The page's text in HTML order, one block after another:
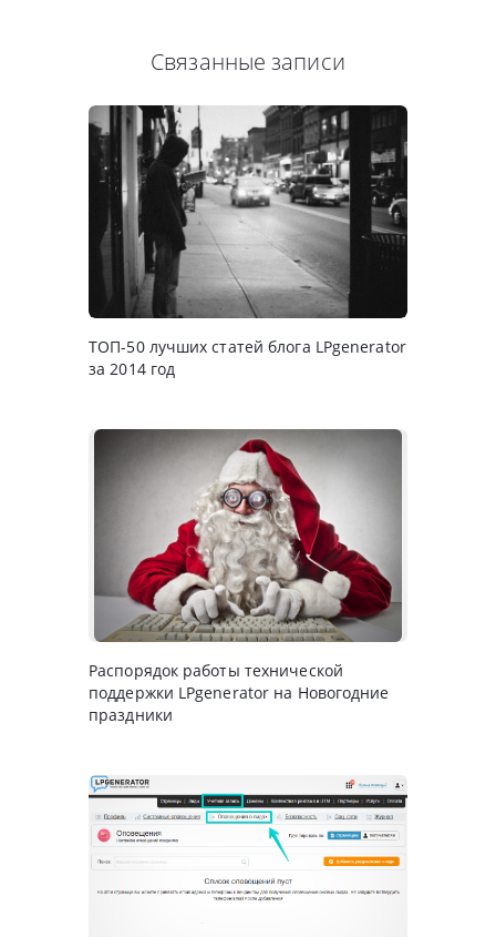
Связанные записи
ТОП-50 лучших статей блога LPgenerator
за 2014 год
Распорядок работы технической
поддержки LPgenerator на Новогодние
праздники